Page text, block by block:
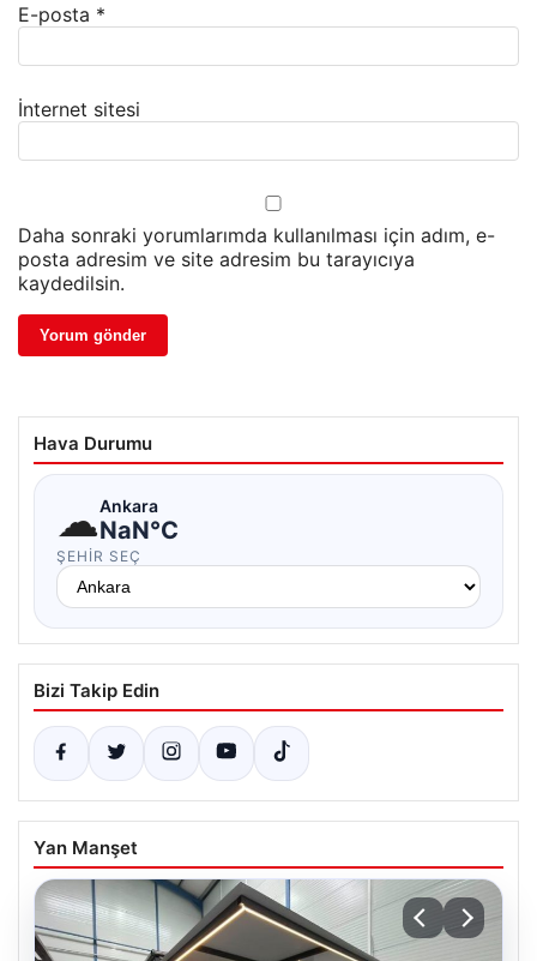
E-posta *
İnternet sitesi
Daha sonraki yorumlarımda kullanılması için adım, e-
posta adresim ve site adresim bu tarayıcıya
kaydedilsin.
Hava Durumu
☁Ankara
NaN°C
ŞEHIR SEÇ
Bizi Takip Edin
Yan Manşet